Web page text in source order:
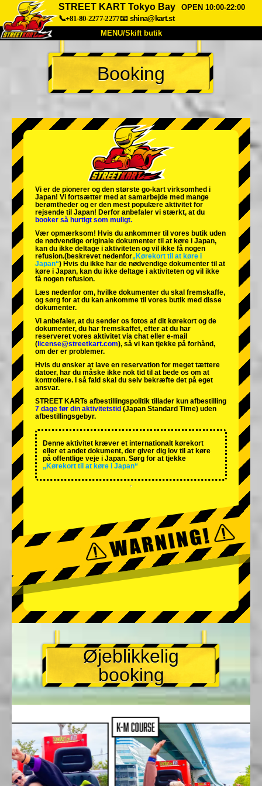
STREET KART Tokyo Bay
OPEN 10:00-22:00
📞+81-80-2277-2277📧 shina@kart.st
MENU/Skift butik
TOP
Om Specifikationer Pris
Virksomhed Booking
Skift butik
Tokyo Shinagawa Tokyo Akihabara#1
Tokyo Akihabara#2
Tokyo Shibuya Annex Tokyo Bay
Tokyo Asakusa Osaka
Okinawa
Booking
Vi er de pionerer og den største go-kart virksomhed i
Japan! Vi fortsætter med at samarbejde med mange
berømtheder og er den mest populære aktivitet for
rejsende til Japan! Derfor anbefaler vi stærkt, at du
booker så hurtigt som muligt.
Vær opmærksom! Hvis du ankommer til vores butik uden
de nødvendige originale dokumenter til at køre i Japan,
kan du ikke deltage i aktiviteten og vil ikke få nogen
refusion.(beskrevet nedenfor„Kørekort til at køre i
Japan“) Hvis du ikke har de nødvendige dokumenter til at
køre i Japan, kan du ikke deltage i aktiviteten og vil ikke
få nogen refusion.
Læs nedenfor om, hvilke dokumenter du skal fremskaffe,
og sørg for at du kan ankomme til vores butik med disse
dokumenter.
Vi anbefaler, at du sender os fotos af dit kørekort og de
dokumenter, du har fremskaffet, efter at du har
reserveret vores aktivitet via chat eller e-mail
( license@streetkart.com), så vi kan tjekke på forhånd,
om der er problemer.
Hvis du ønsker at lave en reservation for meget tættere
datoer, har du måske ikke nok tid til at bede os om at
kontrollere. I så fald skal du selv bekræfte det på eget
ansvar.
STREET KARTs afbestillingspolitik tillader kun afbestilling
7 dage før din aktivitetstid (Japan Standard Time) uden
afbestillingsgebyr.
Denne aktivitet kræver et internationalt kørekort
eller et andet dokument, der giver dig lov til at køre
på offentlige veje i Japan. Sørg for at tjekke
„Kørekort til at køre i Japan“
Øjeblikkelig
booking